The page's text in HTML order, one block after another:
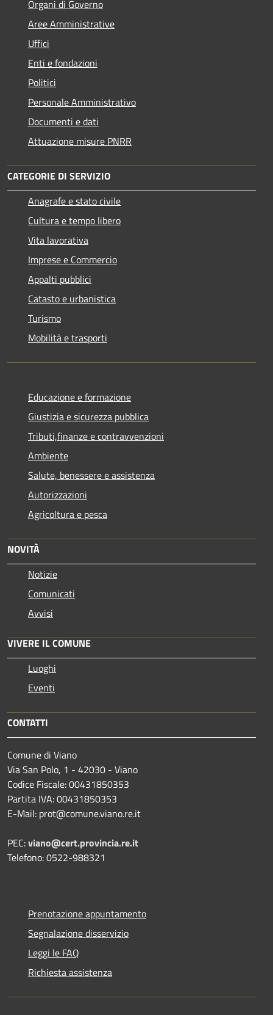
Organi di Governo
Aree Amministrative
Uffici
Enti e fondazioni
Politici
Personale Amministrativo
Documenti e dati
Attuazione misure PNRR
CATEGORIE DI SERVIZIO
Anagrafe e stato civile
Cultura e tempo libero
Vita lavorativa
Imprese e Commercio
Appalti pubblici
Catasto e urbanistica
Turismo
Mobilità e trasporti
Educazione e formazione
Giustizia e sicurezza pubblica
Tributi,finanze e contravvenzioni
Ambiente
Salute, benessere e assistenza
Autorizzazioni
Agricoltura e pesca
NOVITÀ
Notizie
Comunicati
Avvisi
VIVERE IL COMUNE
Luoghi
Eventi
CONTATTI
Comune di Viano
Via San Polo, 1 - 42030 - Viano
Codice Fiscale: 00431850353
Partita IVA: 00431850353
E-Mail: prot@comune.viano.re.it
PEC:viano@cert.provincia.re.it
Telefono: 0522-988321
Prenotazione appuntamento
Segnalazione disservizio
Leggi le FAQ
Richiesta assistenza